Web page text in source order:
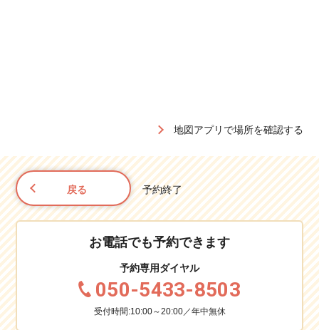
地図アプリで場所を確認する
戻る 予約終了
お電話でも予約できます
予約専用ダイヤル
050-5433-8503
受付時間:10:00～20:00／年中無休